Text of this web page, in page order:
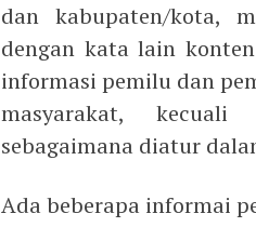
dan kabupaten/kota,
dengan kata lain
informasi pemilu dan
masyarakat,
sebagaimana diatur
Ada beberapa informai